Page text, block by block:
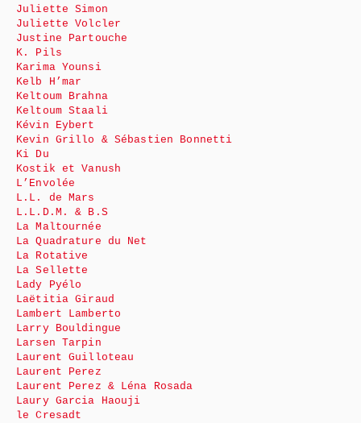
Juliette Simon
Juliette Volcler
Justine Partouche
K. Pils
Karima Younsi
Kelb H’mar
Keltoum Brahna
Keltoum Staali
Kévin Eybert
Kevin Grillo & Sébastien Bonnetti
Ki Du
Kostik et Vanush
L’Envolée
L.L. de Mars
L.L.D.M. & B.S
La Maltournée
La Quadrature du Net
La Rotative
La Sellette
Lady Pyélo
Laëtitia Giraud
Lambert Lamberto
Larry Bouldingue
Larsen Tarpin
Laurent Guilloteau
Laurent Perez
Laurent Perez & Léna Rosada
Laury Garcia Haouji
le Cresadt